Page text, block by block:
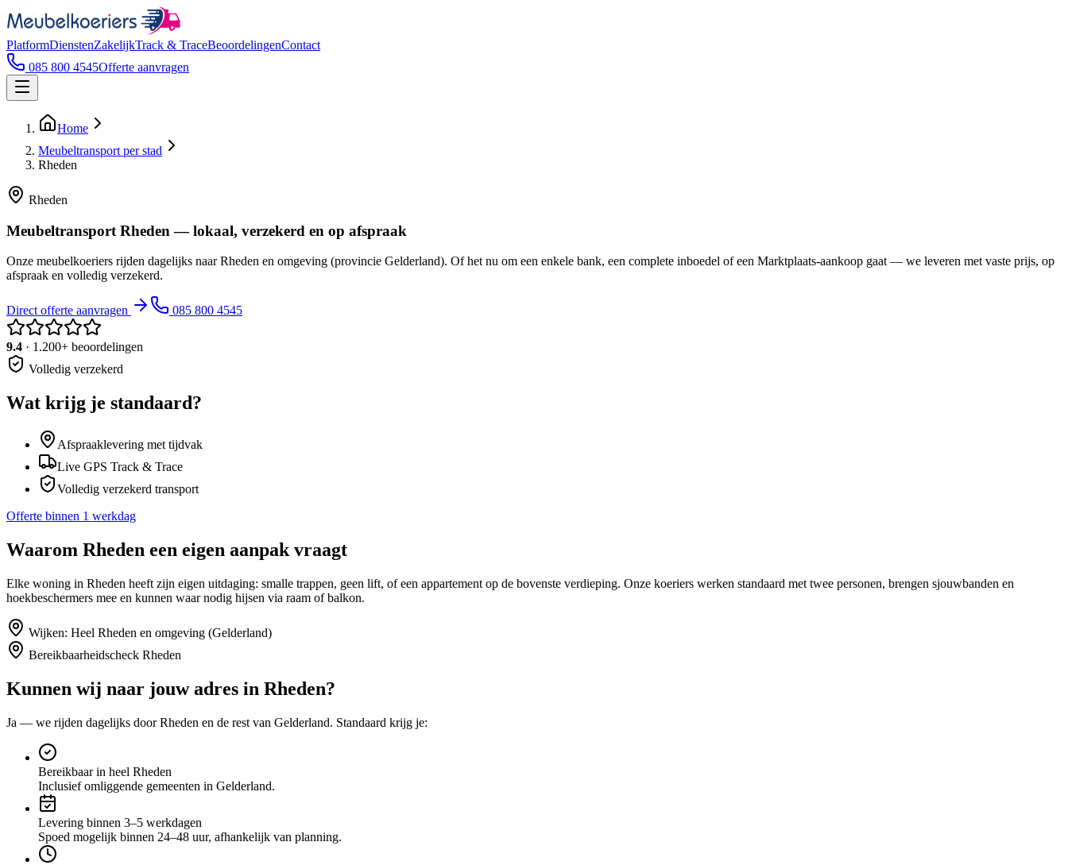
PlatformDienstenZakelijkTrack & TraceBeoordelingenContact
085 800 4545Offerte aanvragen
Home
Meubeltransport per stad
Rheden
Rheden
Meubeltransport Rheden — lokaal, verzekerd en op afspraak
Onze meubelkoeriers rijden dagelijks naar Rheden en omgeving (provincie Gelderland). Of het nu om een enkele bank, een complete inboedel of een Marktplaats-aankoop gaat — we leveren met vaste prijs, op
afspraak en volledig verzekerd.
Direct offerte aanvragen 085 800 4545
9.4 · 1.200+ beoordelingen
Volledig verzekerd
Wat krijg je standaard?
Afspraaklevering met tijdvak
Live GPS Track & Trace
Volledig verzekerd transport
Offerte binnen 1 werkdag
Waarom Rheden een eigen aanpak vraagt
Elke woning in Rheden heeft zijn eigen uitdaging: smalle trappen, geen lift, of een appartement op de bovenste verdieping. Onze koeriers werken standaard met twee personen, brengen sjouwbanden en
hoekbeschermers mee en kunnen waar nodig hijsen via raam of balkon.
Wijken: Heel Rheden en omgeving (Gelderland)
Bereikbaarheidscheck Rheden
Kunnen wij naar jouw adres in Rheden?
Ja — we rijden dagelijks doorRheden en de rest van Gelderland. Standaard krijg je:
Bereikbaar in heel Rheden
Inclusief omliggende gemeenten in Gelderland.
Levering binnen 3–5 werkdagen
Spoed mogelijk binnen 24–48 uur, afhankelijk van planning.